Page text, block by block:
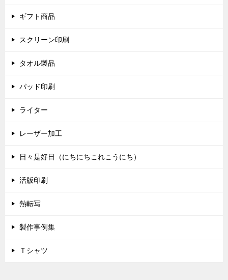
ギフト商品
スクリーン印刷
タオル製品
パッド印刷
ライター
レーザー加工
日々是好日（にちにちこれこうにち）
活版印刷
熱転写
製作事例集
Ｔシャツ